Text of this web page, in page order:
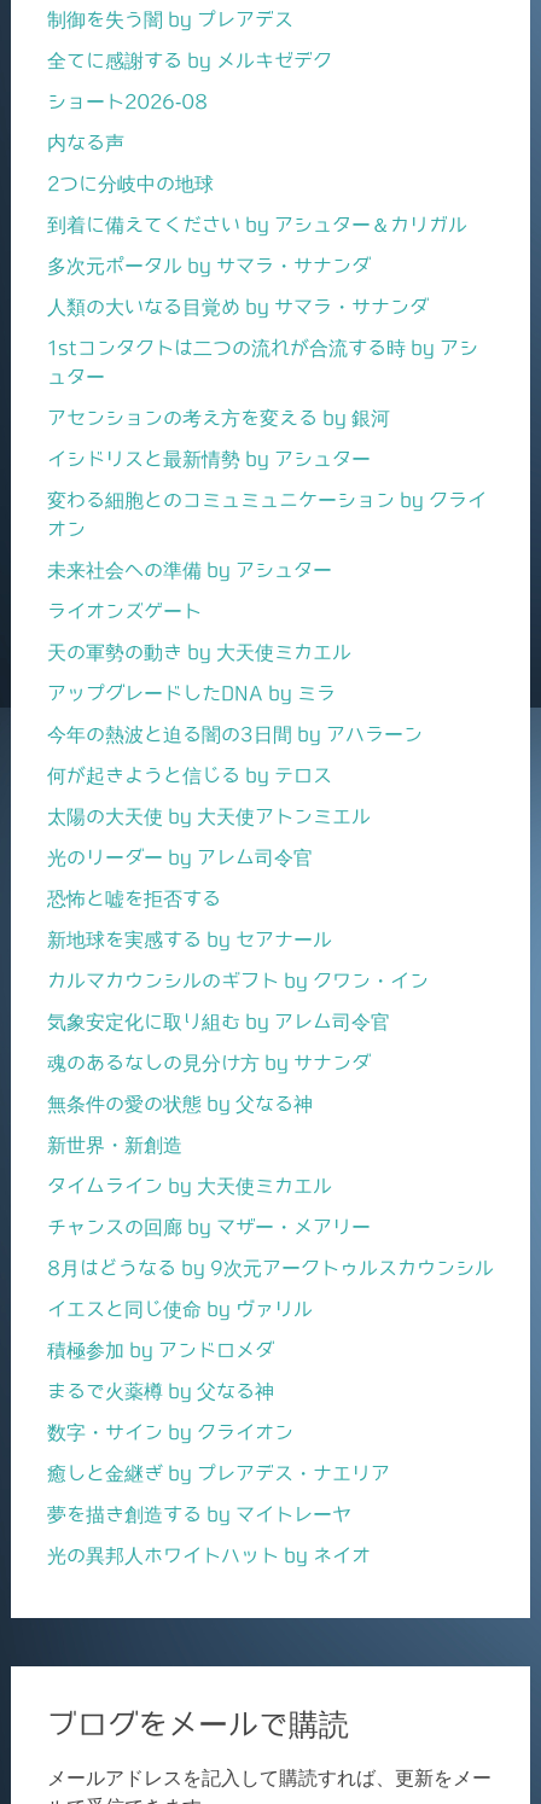
制御を失う闇 by プレアデス
全てに感謝する by メルキゼデク
ショート2026-08
内なる声
2つに分岐中の地球
到着に備えてください by アシュター＆カリガル
多次元ポータル by サマラ・サナンダ
人類の大いなる目覚め by サマラ・サナンダ
1stコンタクトは二つの流れが合流する時 by アシ
ュター
アセンションの考え方を変える by 銀河
イシドリスと最新情勢 by アシュター
変わる細胞とのコミュミュニケーション by クライ
オン
未来社会への準備 by アシュター
ライオンズゲート
天の軍勢の動き by 大天使ミカエル
アップグレードしたDNA by ミラ
今年の熱波と迫る闇の3日間 by アハラーン
何が起きようと信じる by テロス
太陽の大天使 by 大天使アトンミエル
光のリーダー by アレム司令官
恐怖と嘘を拒否する
新地球を実感する by セアナール
カルマカウンシルのギフト by クワン・イン
気象安定化に取り組む by アレム司令官
魂のあるなしの見分け方 by サナンダ
無条件の愛の状態 by 父なる神
新世界・新創造
タイムライン by 大天使ミカエル
チャンスの回廊 by マザー・メアリー
8月はどうなる by 9次元アークトゥルスカウンシル
イエスと同じ使命 by ヴァリル
積極参加 by アンドロメダ
まるで火薬樽 by 父なる神
数字・サイン by クライオン
癒しと金継ぎ by プレアデス・ナエリア
夢を描き創造する by マイトレーヤ
光の異邦人ホワイトハット by ネイオ
ブログをメールで購読
メールアドレスを記入して購読すれば、更新をメー